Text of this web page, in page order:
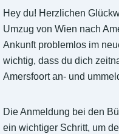
Hey du! Herzlichen
Umzug von Wien nach
Ankunft problemlos im
wichtig, dass du dich
Amersfoort an- und
Die Anmeldung bei den
ein wichtiger Schritt, um